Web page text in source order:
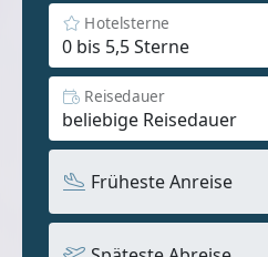
Hotelsterne
Reisedauer
Früheste Anreise